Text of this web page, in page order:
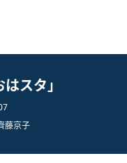
スタ」
藤京子